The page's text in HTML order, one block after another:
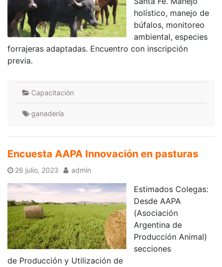
holístico, manejo de
búfalos, monitoreo
ambiental, especies
forrajeras adaptadas. Encuentro con inscripción
previa.
Capacitación
ganadería
Encuesta AAPA Innovación en pasturas
26 julio, 2023 admin
Estimados Colegas:
Desde AAPA
(Asociación
Argentina de
Producción Animal)
secciones
de Producción y Utilización de